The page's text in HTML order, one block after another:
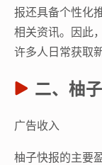
报还具备个性化
相关资讯。因此
许多人日常获取
二、柚
广告收入
柚子快报的主要